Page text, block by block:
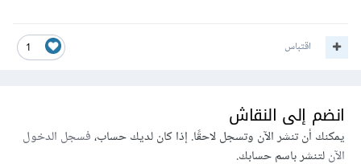
1 اقتباس
انضم إلى النقاش
يمكنك أن تنشر الآن وتسجل لاحقًا. إذا كان لديك حساب،فسجل الدخول
الآنلتنشر باسم حسابك.